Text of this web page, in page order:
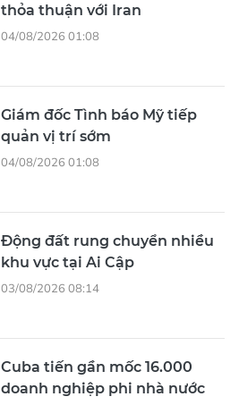
thỏa thuận với Iran
04/08/2026 01:08
Giám đốc Tình báo Mỹ tiếp
quản vị trí sớm
04/08/2026 01:08
Động đất rung chuyển nhiều
khu vực tại Ai Cập
03/08/2026 08:14
Cuba tiến gần mốc 16.000
doanh nghiệp phi nhà nước